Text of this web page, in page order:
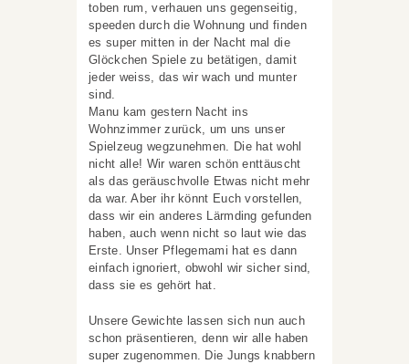
toben rum, verhauen uns gegenseitig,
speeden durch die Wohnung und finden
es super mitten in der Nacht mal die
Glöckchen Spiele zu betätigen, damit
jeder weiss, das wir wach und munter
sind.
Manu kam gestern Nacht ins
Wohnzimmer zurück, um uns unser
Spielzeug wegzunehmen. Die hat wohl
nicht alle! Wir waren schön enttäuscht
als das geräuschvolle Etwas nicht mehr
da war. Aber ihr könnt Euch vorstellen,
dass wir ein anderes Lärmding gefunden
haben, auch wenn nicht so laut wie das
Erste. Unser Pflegemami hat es dann
einfach ignoriert, obwohl wir sicher sind,
dass sie es gehört hat.
Unsere Gewichte lassen sich nun auch
schon präsentieren, denn wir alle haben
super zugenommen. Die Jungs knabbern